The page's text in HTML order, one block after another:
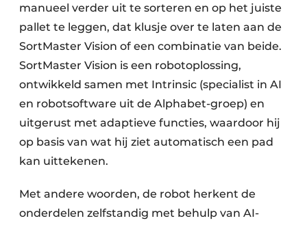
manueel verder uit te sorteren en op het juiste
pallet te leggen, dat klusje over te laten aan de
SortMaster Vision of een combinatie van beide.
SortMaster Vision is een robotoplossing,
ontwikkeld samen met Intrinsic (specialist in AI
en robotsoftware uit de Alphabet-groep) en
uitgerust met adaptieve functies, waardoor hij
op basis van wat hij ziet automatisch een pad
kan uittekenen.
Met andere woorden, de robot herkent de
onderdelen zelfstandig met behulp van AI-